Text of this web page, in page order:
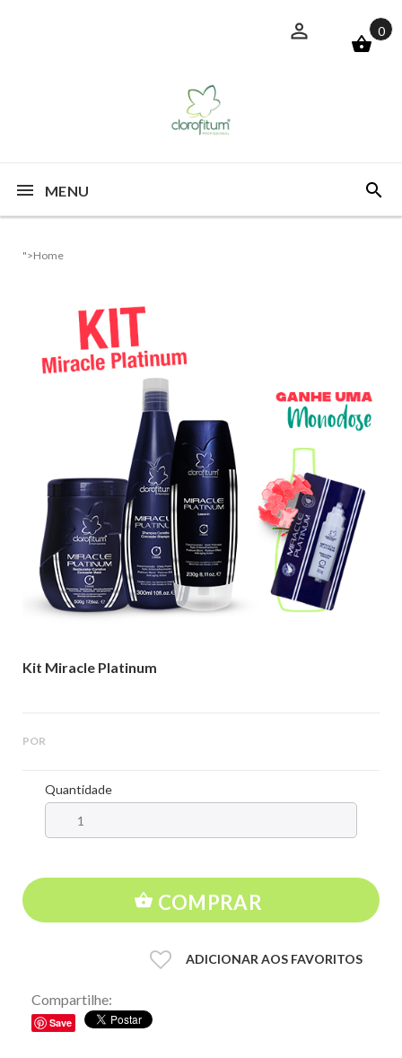
0
MENU
">Home
Kit Miracle Platinum
POR
Quantidade
COMPRAR
ADICIONAR AOS FAVORITOS
Compartilhe:
Save